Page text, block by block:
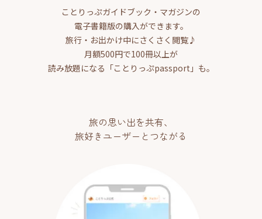
ことりっぷガイドブック・マガジンの
電子書籍版の購入ができます。
旅行・お出かけ中にさくさく閲覧♪
月額500円で100冊以上が
読み放題になる「ことりっぷpassport」も。
旅の思い出を共有、
旅好きユーザーとつながる